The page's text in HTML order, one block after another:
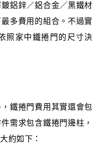
鋁鋅／鋁合金／黑鐵材
多費用的組合。不過實
照家中鐵捲門的尺寸決
鐵捲門費用其實還會包
需求包含鐵捲門邊柱，
約如下：